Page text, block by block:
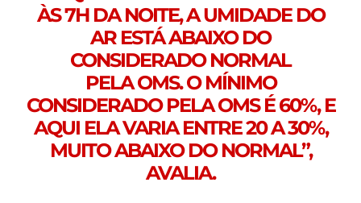
ÀS 7H DA NOITE, A UMIDADE DO
AR ESTÁ ABAIXO DO
CONSIDERADO NORMAL
PELA OMS. O MÍNIMO
CONSIDERADO PELA OMS É 60%, E
AQUI ELA VARIA ENTRE 20 A 30%,
MUITO ABAIXO DO NORMAL”,
AVALIA.